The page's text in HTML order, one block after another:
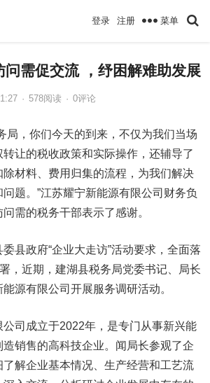
登录 注册 菜单
问需促交流 ，纾困解难助发展
· 578阅读 · 0评论
局，你们今天的到来，不仅为我们当场
让的税收政策和实际操作，还辅导了
材料、费用归集的流程，为我们解决
题。”江苏耀宁新能源有限公司财务负
需的税务干部表示了感谢。
县政府“企业大走访”活动要求，全面落
，近期，建湖县税务局党委书记、局长
源有限公司开展服务调研活动。
司成立于2022年，是专门从事新兴能
销售的高科技企业。闻局长参观了企
解企业基本情况、生产经营和工艺流